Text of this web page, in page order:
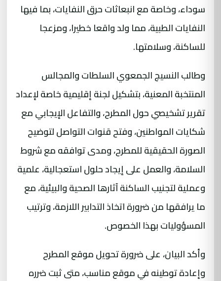
سوداء، وخاصة مع انبعاثات حرق النفايات، بما فيها
النفايات الطبية، مما ولد واقعا خطيرا، ومزعجا
للساكنة، وسلامتها.
وطالب النسيج الجمعوي السلطات والمجالس
المنتخبة المعنية، بتشكيل لجنة إقليمية خاصة لإعداد
تقرير تشخيصي حول المطرح، والتفاعل الإيجابي مع
شكايات المواطنين، وفتح قنوات التواصل لتوضيح
الصورة الحقيقية للمطرح، ومدى توافقه مع شروط
السلامة، والعمل على إيجاد حلول استعجالية، علمية
وعملية لتجنيب الساكنة آثارها الصحية والبيئية، مع
ما يرافقها من ضرورة اتخاذ التدابير اللازمة، وترتيب
المسؤوليات بهذا الخصوص.
وأكد البيان، على ضرورة تحويل موقع المطرح
وإعادة توطينه في موقع مناسب، متى ثبت ضرره